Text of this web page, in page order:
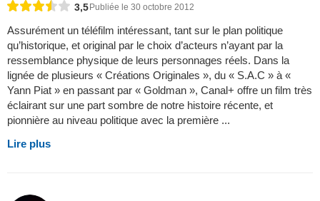
3,5Publiée le 30 octobre 2012
Assurément un téléfilm intéressant, tant sur le plan politique
qu’historique, et original par le choix d’acteurs n’ayant par la
ressemblance physique de leurs personnages réels. Dans la
lignée de plusieurs « Créations Originales », du « S.A.C » à «
Yann Piat » en passant par « Goldman », Canal+ offre un film très
éclairant sur une part sombre de notre histoire récente, et
pionnière au niveau politique avec la première ...
Lire plus